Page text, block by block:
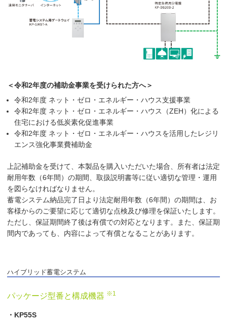
＜令和2年度の補助金事業を受けられた方へ＞
令和2年度 ネット・ゼロ・エネルギー・ハウス支援事業
令和2年度 ネット・ゼロ・エネルギー・ハウス（ZEH）化による
住宅における低炭素化促進事業
令和2年度 ネット・ゼロ・エネルギー・ハウスを活用したレジリ
エンス強化事業費補助金
上記補助金を受けて、本製品を購入いただいた場合、所有者は法定
耐用年数（6年間）の期間、取扱説明書等に従い適切な管理・運用
を図らなければなりません。
蓄電システム納品完了日より法定耐用年数（6年間）の期間は、お
客様からのご要望に応じて適切な点検及び修理を保証いたします。
ただし、保証期間終了後は有償での対応となります。また、保証期
間内であっても、内容によって有償となることがあります。
ハイブリッド蓄電システム
パッケージ型番と構成機器 ※1
・KP55S